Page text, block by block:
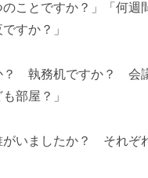
のことですか？」「何週
すか？」
？ 執務机ですか？ 会
部屋？」
がいましたか？ それぞ